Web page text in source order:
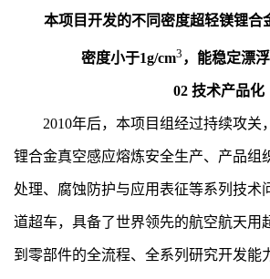
本项目开发的不同密度超轻镁锂合
密度小于1g/cm3 ，能稳定漂
02 技术产品化
2010年后，本项目组经过持续攻关
锂合金真空感应熔炼安全生产、产品组
处理、腐蚀防护与应用表征等系列技术
道超车，具备了世界领先的航空航天用
到零部件的全流程、全系列研究开发能